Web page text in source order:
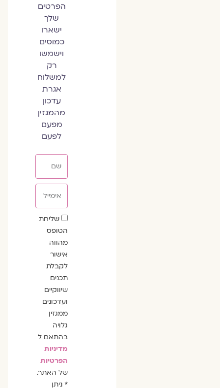
הפרטים
שלך
ישארו
כמוסים
וישמשו
רק
למשלוח
אגרת
עדכון
מהמגזין
מפעם
לפעם
שדה
הסכמה
שליחת
הטופס
מהווה
אישור
לקבלת
תכנים
שיווקיים
ועדכונים
ממגזין
גלויה
בהתאם ל
מדיניות
הפרטיות
של האתר.
* ניתן